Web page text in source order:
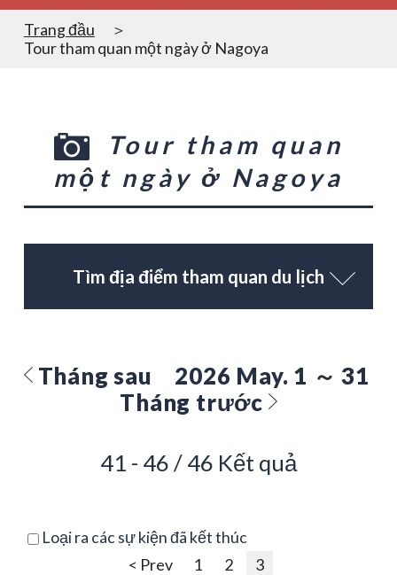
Trang đầu
Tour tham quan một ngày ở Nagoya
Tour tham quan
một ngày ở Nagoya
Tìm địa điểm tham quan du lịch
Tháng sau
2026 May. 1 ～ 31
Tháng trước
41 - 46 / 46 Kết quả
Loại ra các sự kiện đã kết thúc
< Prev
1 2 3